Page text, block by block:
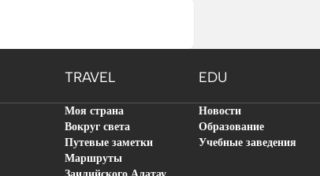
TRAVEL EDU
Моя страна
Вокруг света
Путевые заметки
Маршруты
Новости
Образование
Учебные заведения